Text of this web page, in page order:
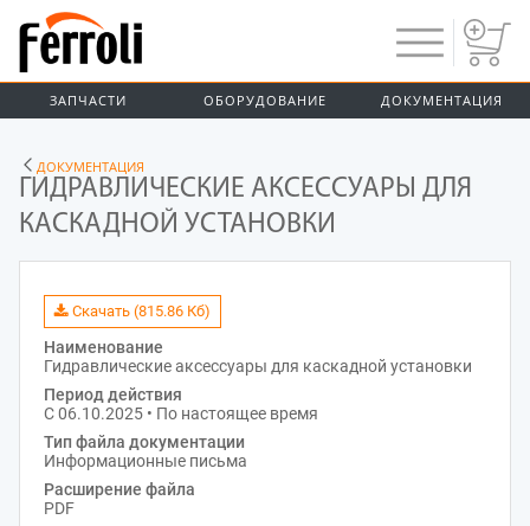
ЗАПЧАСТИ ОБОРУДОВАНИЕ ДОКУМЕНТАЦИЯ
ДОКУМЕНТАЦИЯ
ГИДРАВЛИЧЕСКИЕ АКСЕССУАРЫ ДЛЯ
КАСКАДНОЙ УСТАНОВКИ
Скачать (815.86 Кб)
Наименование
Гидравлические аксессуары для каскадной установки
Период действия
С 06.10.2025 • По настоящее время
Тип файла документации
Информационные письма
Расширение файла
PDF